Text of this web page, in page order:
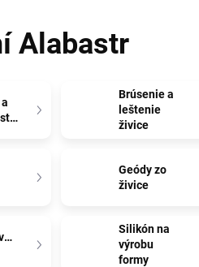
Alabastr
príslušenstvo
Brúsenie a
leštenie
živice
Geódy zo
živice
Silikón na
výrobu
formy